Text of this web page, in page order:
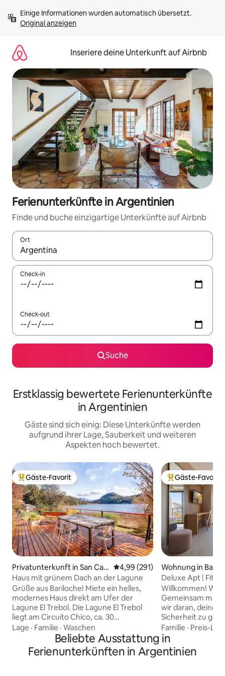
Inhalten
springenOriginal anzeigen
Inseriere deine Unterkunft auf Airbnb
Ferienunterkünfte in Argentinien
Finde und buche einzigartige Unterkünfte auf Airbnb
Ort
Wenn Ergebnisse verfügbar sind, navigiere mit den
Check-in
Check-out
Suche
Erstklassig bewertete Ferienunterkünfte
in Argentinien
Gäste sind sich einig: Diese Unterkünfte werden
aufgrund ihrer Lage, Sauberkeit und weiteren
Aspekten hoch bewertet.
Beliebter Gäste-Favorit.
Gäste-Favorit
Privatunterkunft in San Carl
os de Bariloche
Durchschnittliche Bewertung:
4,99 (291)
Haus mit grünem Dach an der Lagune
Grüße aus Bariloche! Miete ein helles,
modernes Haus direkt am Ufer der
Lagune El Trebol. Die Lagune El Trebol
liegt am Circuito Chico, ca. 30
Autominuten von der Innenstadt von
Bariloche entfernt. Wenn du auf dem
„Circuito Chico“ bist, bist du nur wenige
Kilometer von Orten von unglaublicher
Lage · Familie · Waschen
Beliebter Gäste-
Gäste-Favorit
Wohnung in
Deluxe Apt |
Innenstadt BA
Willkommen! Wir
Gemeinsam mit
wir daran, deinen
Sicherheit zu
Wohnungen sind
(Bettwäsche,
Pflegeprodukte usw.).
erstklassige
Familie · Preis-
Beliebte Ausstattung in
Ferienunterkünften in Argentinien